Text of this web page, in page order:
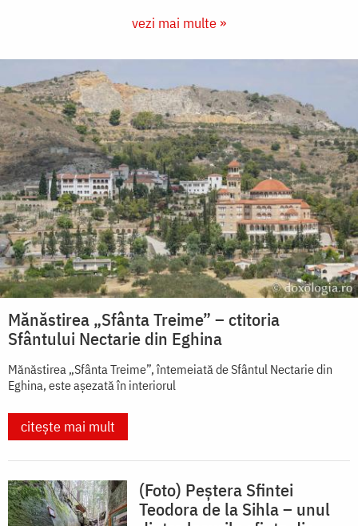
vezi mai multe »
Mănăstirea „Sfânta Treime” – ctitoria
Sfântului Nectarie din Eghina
Mănăstirea „Sfânta Treime”, întemeiată de Sfântul Nectarie din
Eghina, este aşezată în interiorul
citește mai mult
(Foto) Peștera Sfintei
Teodora de la Sihla – unul